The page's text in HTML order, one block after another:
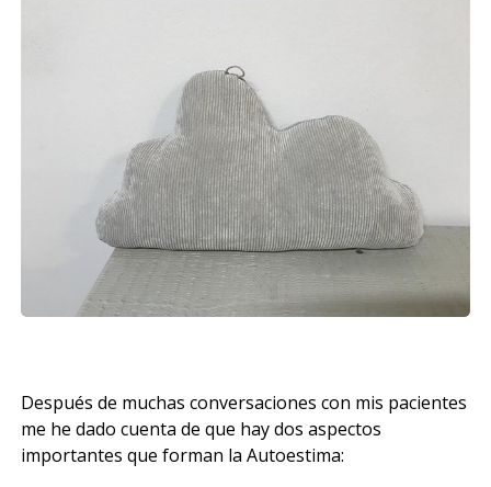
Después de muchas conversaciones con mis pacientes
me he dado cuenta de que hay dos aspectos
importantes que forman la Autoestima: